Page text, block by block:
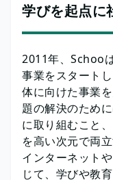
学びを起点に
2011年、Schoo
事業をスタート
体に向けた事業
題の解決のため
に取り組むこと
を高い次元で両
インターネット
じて、学びや教